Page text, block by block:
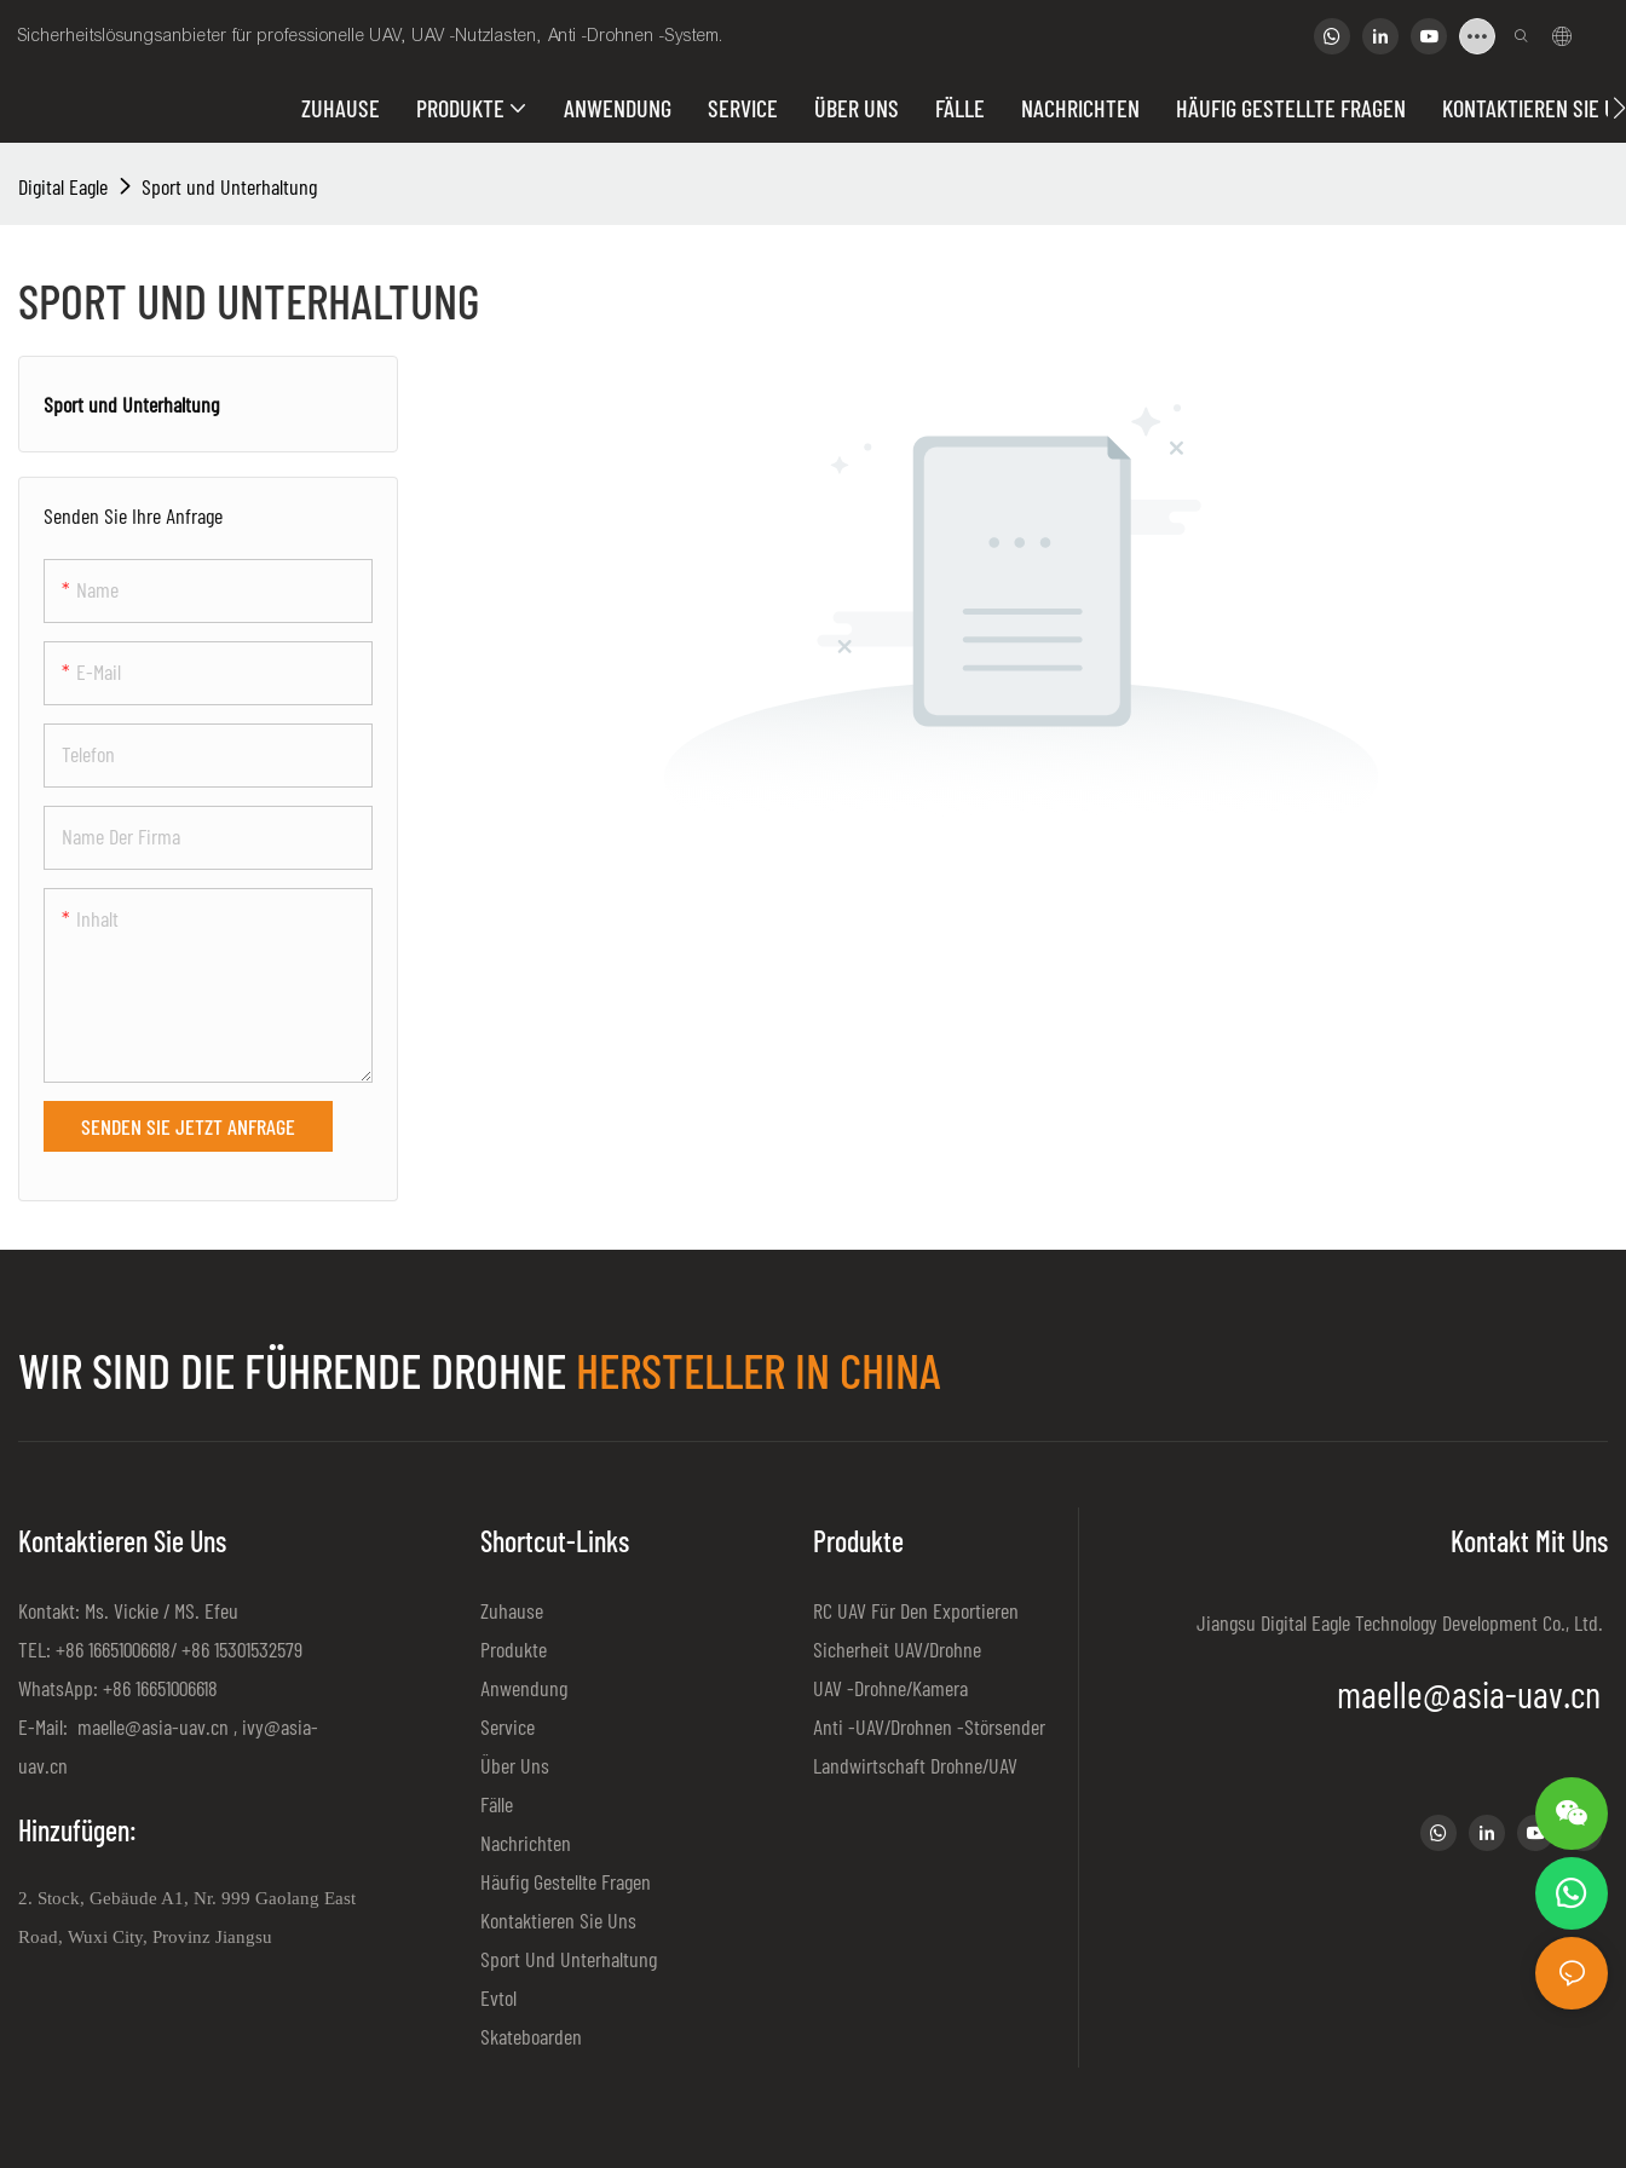
Sicherheitslösungsanbieter für professionelle UAV, UAV -Nutzlasten, Anti -Drohnen -System.
ZUHAUSE PRODUKTE ANWENDUNG SERVICE ÜBER UNS FÄLLE NACHRICHTEN HÄUFIG GESTELLTE FRAGEN KONTAKTIEREN SIE
Digital Eagle Sport und Unterhaltung
SPORT UND UNTERHALTUNG
Sport und Unterhaltung
Senden Sie Ihre Anfrage
Name
E-Mail
Telefon
Name Der Firma
Inhalt
SENDEN SIE JETZT ANFRAGE
WIR SIND DIE FÜHRENDE DROHNE HERSTELLER IN CHINA
Kontaktieren Sie Uns
Kontakt: Ms. Vickie / MS. Efeu
TEL: +86 16651006618/ +86 15301532579
WhatsApp: +86 16651006618
E-Mail: maelle@asia-uav.cn , ivy@asia-
uav.cn
Hinzufügen:
2. Stock, Gebäude A1, Nr. 999 Gaolang East
Road, Wuxi City, Provinz Jiangsu
Shortcut-Links
Zuhause
Produkte
Anwendung
Service
Über Uns
Fälle
Nachrichten
Häufig Gestellte Fragen
Kontaktieren Sie Uns
Sport Und Unterhaltung
Evtol
Skateboarden
Produkte
RC UAV Für Den Exportieren
Sicherheit UAV/Drohne
UAV -Drohne/Kamera
Anti -UAV/Drohnen -Störsender
Landwirtschaft Drohne/UAV
Kontakt Mit Uns
Jiangsu Digital Eagle Technology Development Co., Ltd.
maelle@asia-uav.cn